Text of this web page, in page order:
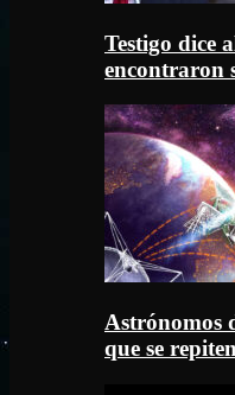
Testigo dice
encontraron
Astrónomos
que se